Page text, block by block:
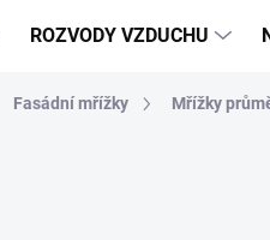
ROZVODY VZDUCHU
Fasádní mřížky Mřížky